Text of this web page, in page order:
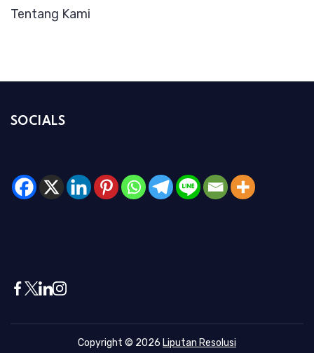
Tentang Kami
SOCIALS
Copyright © 2026 Liputan Resolusi